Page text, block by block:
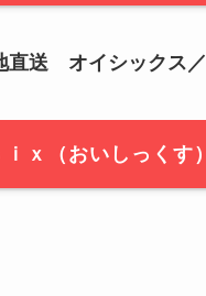
直送 オイシックス／
ｉｘ（おいしっくす）